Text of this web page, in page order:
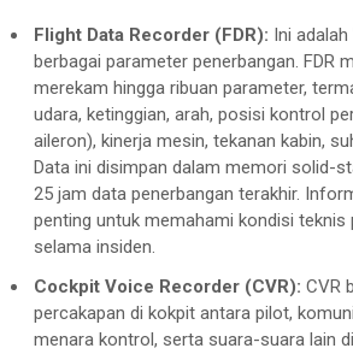
Flight Data Recorder (FDR): Ini
berbagai parameter penerbangan. FDR
merekam hingga ribuan parameter,
udara, ketinggian, arah, posisi kontrol
aileron), kinerja mesin, tekanan kabin,
Data ini disimpan dalam memori solid-
25 jam data penerbangan terakhir.
penting untuk memahami kondisi teknis
selama insiden.
Cockpit Voice Recorder (CVR): CVR
percakapan di kokpit antara pilot,
menara kontrol, serta suara-suara lain